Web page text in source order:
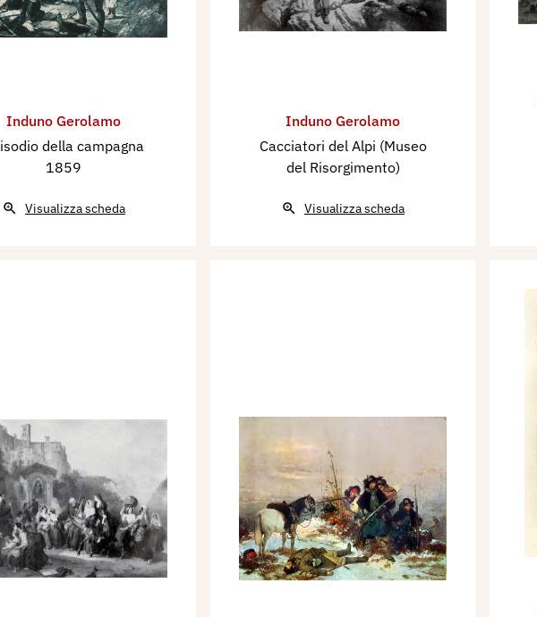
Induno Gerolamo
della campagna
1859
Visualizza scheda
Induno Gerolamo
Cacciatori del Alpi (Museo
del Risorgimento)
Visualizza scheda